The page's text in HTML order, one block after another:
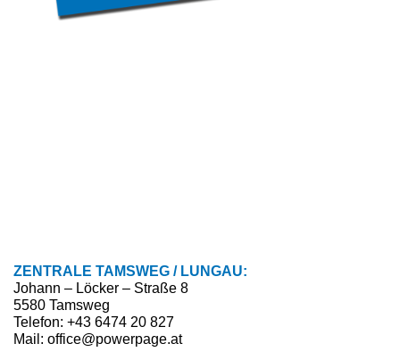
ZENTRALE TAMSWEG / LUNGAU:
Johann – Löcker – Straße 8
5580 Tamsweg
Telefon: +43 6474 20 827
Mail: office@powerpage.at